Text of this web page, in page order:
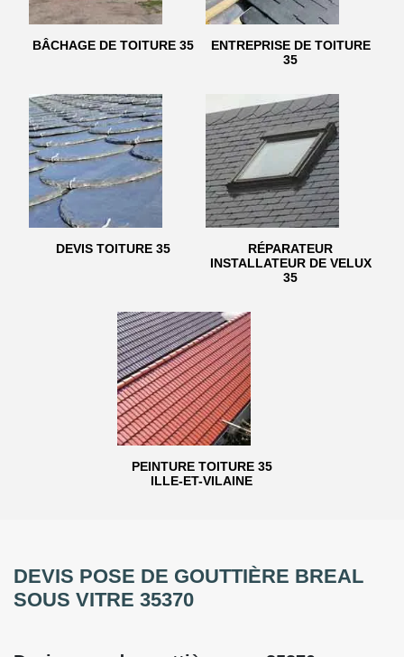
BÂCHAGE DE TOITURE 35
ENTREPRISE DE TOITURE
35
DEVIS TOITURE 35
RÉPARATEUR
INSTALLATEUR DE VELUX
35
PEINTURE TOITURE 35
ILLE-ET-VILAINE
DEVIS POSE DE GOUTTIÈRE BREAL
SOUS VITRE 35370